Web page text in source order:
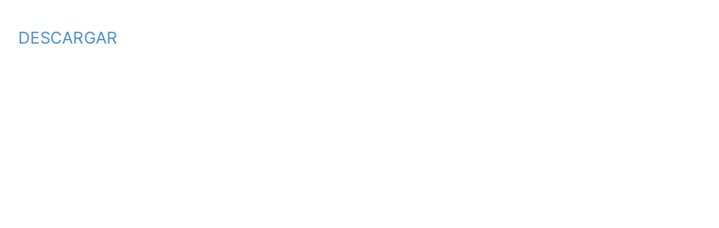
DESCARGAR